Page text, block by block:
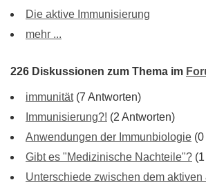
Die aktive Immunisierung
mehr ...
226 Diskussionen zum Thema im
immunität(7 Antworten)
Immunisierung?! (2 Antworten)
Anwendungen der Immunbiologie
Gibt es "Medizinische Nachteile"?
Unterschiede zwischen dem aktiven